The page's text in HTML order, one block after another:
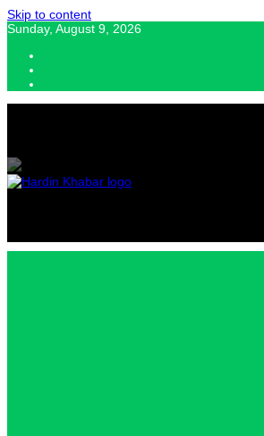
Skip to content
Sunday, August 9, 2026